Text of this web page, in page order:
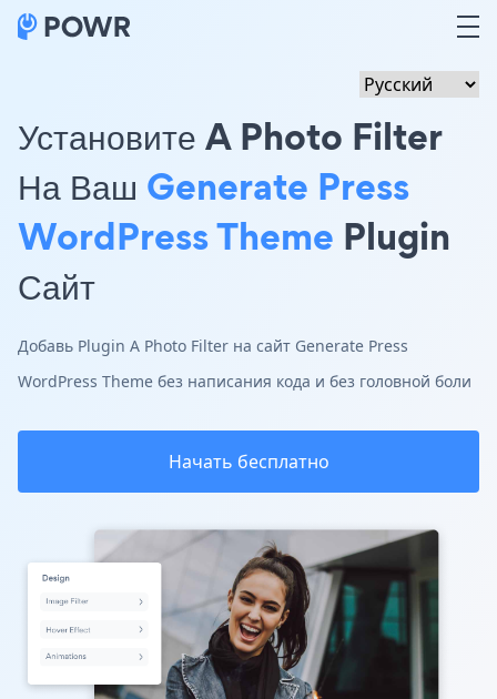
Установите A Photo Filter
На Ваш Generate Press
WordPress Theme Plugin
Сайт
Добавь Plugin A Photo Filter на сайт Generate Press
WordPress Theme без написания кода и без головной боли
Начать бесплатно